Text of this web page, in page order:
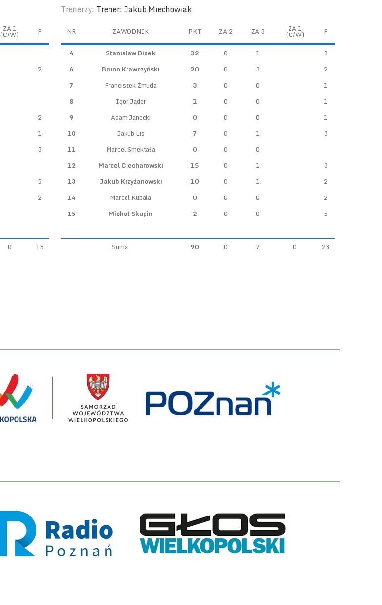
ZA 1
(C/W) F
2
2
1
3
5
2
0 15
Trenerzy: Trener: Jakub Miechowiak
NR ZAWODNIK PKT ZA 2 ZA 3 ZA 1
(C/W) F
4 Stanisław Binek 32 0 1
3
6
Bruno Krawczyński 20 0 3
2
7
Franciszek Żmuda 3 0 0
1
8
Igor Jąder 1 0 0
1
9
Adam Janecki 0 0 0
1
10
Jakub Lis 7 0 1
3
11
Marcel Smektała 0 0
0
12
Marcel Ciecharowski 15 0 1
3
13
Jakub Krzyżanowski 10 0 1
2
14
Marcel Kubala 0 0 0
2
15
Michał Skupin 2 0 0 5
Suma 90 0 7 0 23